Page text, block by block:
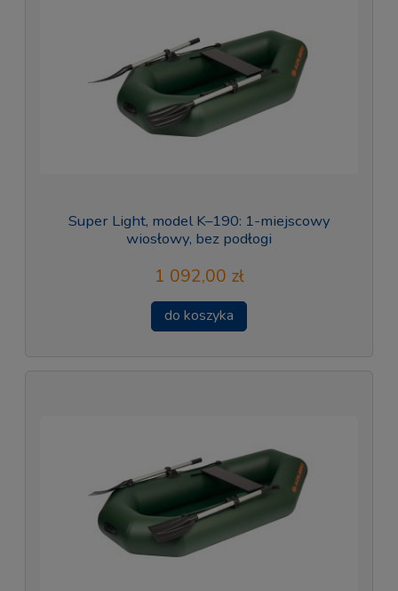
Super Light, model K–190: 1-miejscowy
wiosłowy, bez podłogi
1 092,00 zł
do koszyka